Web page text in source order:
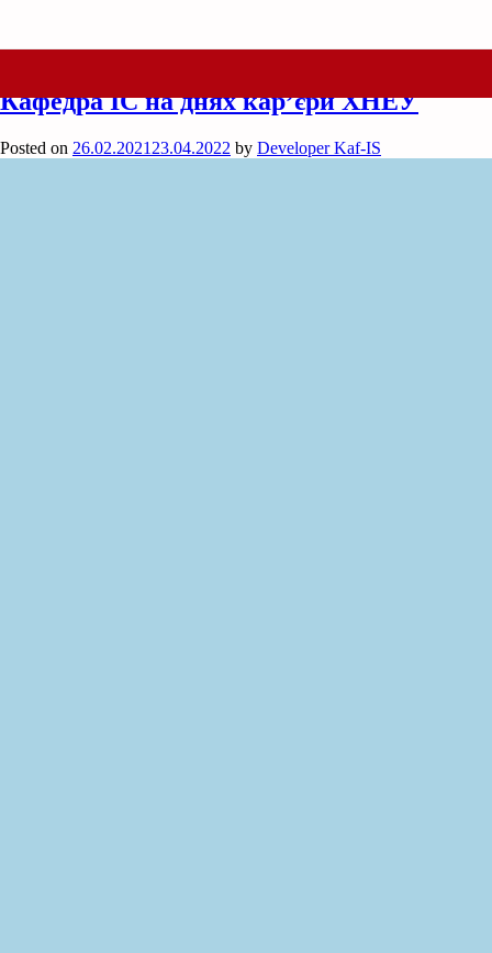
Month:February 2021
Кафедра ІС на днях кар’єри ХНЕУ
Posted on 26.02.2021 23.04.2022 by Developer Kaf-IS